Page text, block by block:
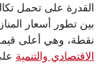
القدرة على تحمل
نقطة، وهي أعلى
الاقتصادي والتنمية